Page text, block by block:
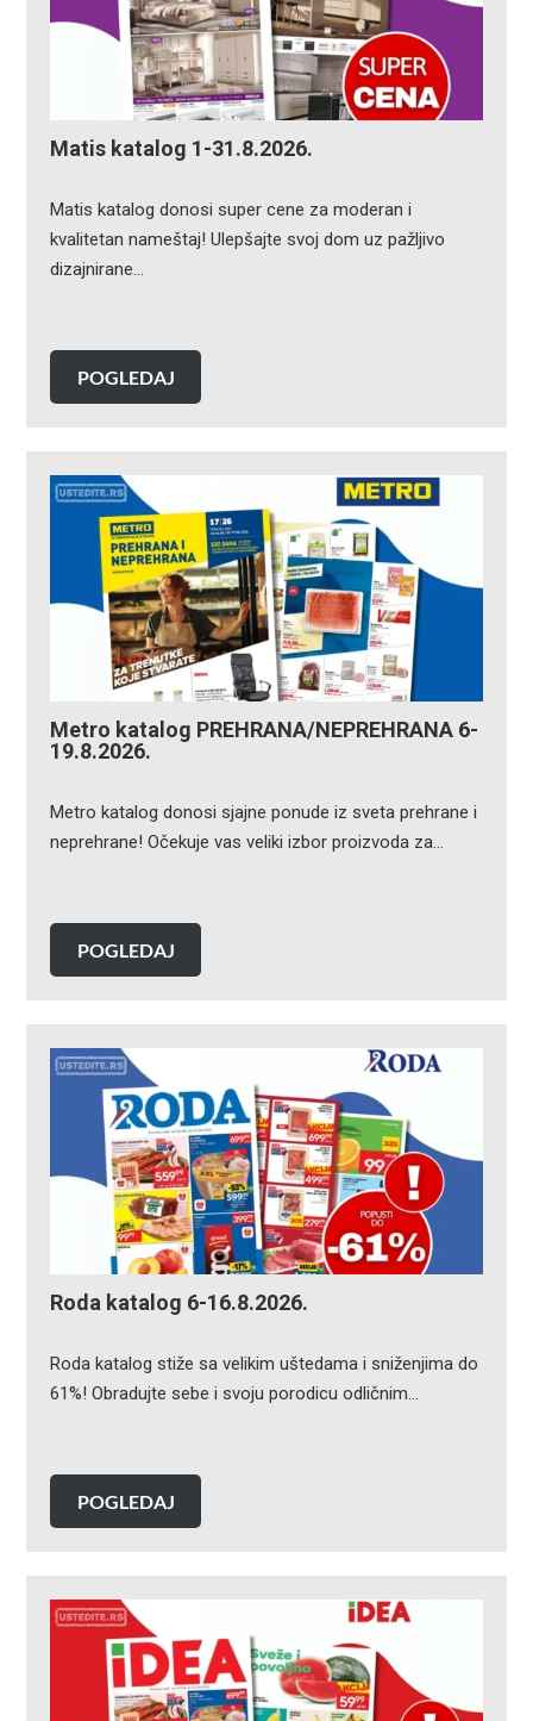
Matis katalog 1-31.8.2026.
Matis katalog donosi super cene za moderan i
kvalitetan nameštaj! Ulepšajte svoj dom uz pažljivo
dizajnirane…
POGLEDAJ
Metro katalog PREHRANA/NEPREHRANA 6-
19.8.2026.
Metro katalog donosi sjajne ponude iz sveta prehrane i
neprehrane! Očekuje vas veliki izbor proizvoda za…
POGLEDAJ
Roda katalog 6-16.8.2026.
Roda katalog stiže sa velikim uštedama i sniženjima do
61%! Obradujte sebe i svoju porodicu odličnim…
POGLEDAJ